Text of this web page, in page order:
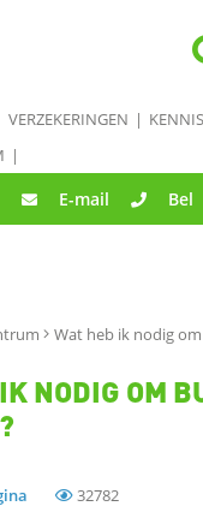
VERZEKERINGEN
E-mail Bel
Wat heb ik nodig
NODIG OM
32782